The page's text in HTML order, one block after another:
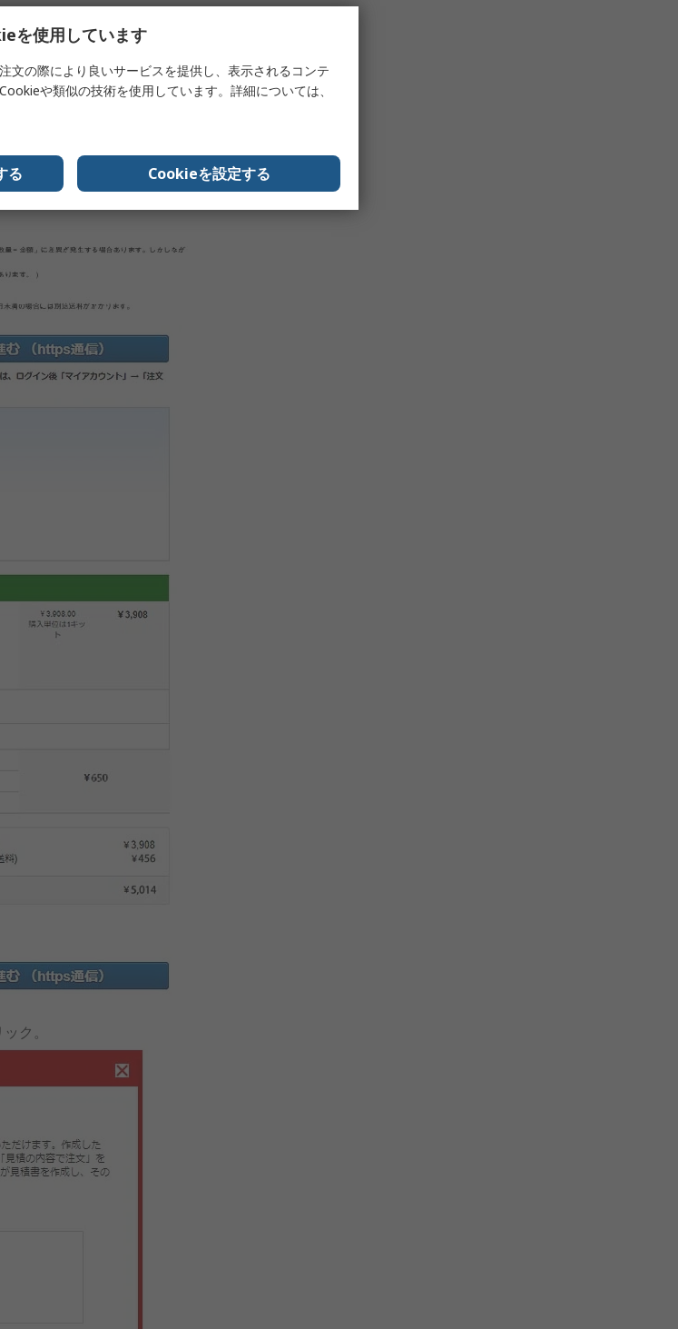
ク。
を使用しています
文の際により良いサービスを提供し、表示されるコンテ
や類似の技術を使用しています。詳細については、
る Cookieを設定する